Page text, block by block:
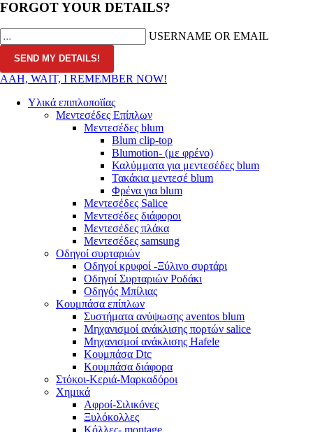
FORGOT YOUR DETAILS?
USERNAME OR EMAIL
AAH, WAIT, I REMEMBER NOW!
Υλικά επιπλοποϊίας
Μεντεσέδες Επίπλων
Μεντεσέδες blum
Blum clip-top
Blumotion- (με φρένο)
Καλύμματα για μεντεσέδες blum
Τακάκια μεντεσέ blum
Φρένα για blum
Μεντεσέδες Salice
Μεντεσέδες διάφοροι
Μεντεσέδες πλάκα
Μεντεσέδες samsung
Οδηγοί συρταριών
Οδηγοί κρυφοί -Ξύλινο συρτάρι
Οδηγοί Συρταριών Ροδάκι
Οδηγός Μπίλιας
Κουμπάσα επίπλων
Συστήματα ανύψωσης aventos blum
Μηχανισμοί ανάκλισης πορτών salice
Μηχανισμοί ανάκλισης Hafele
Κουμπάσα Dtc
Κουμπάσα διάφορα
Στόκοι-Κεριά-Μαρκαδόροι
Χημικά
Αφροί-Σιλικόνες
Ξυλόκολλες
Κόλλες- montage